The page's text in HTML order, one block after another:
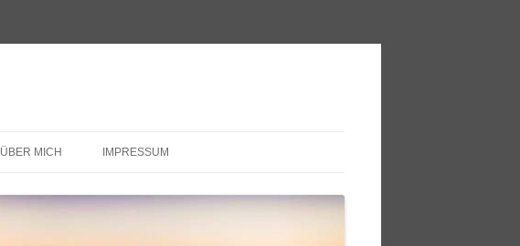
ÜBER MICH IMPRESSUM